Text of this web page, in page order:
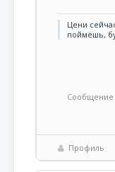
Цени
поймёшь,
Сообщение
Профиль